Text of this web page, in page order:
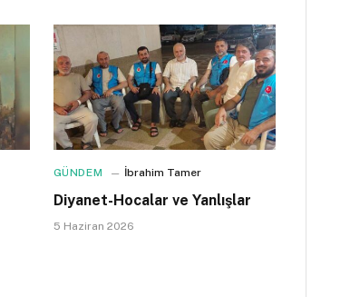
GÜNDEM İbrahim Tamer
Diyanet-Hocalar ve Yanlışlar
5 Haziran 2026